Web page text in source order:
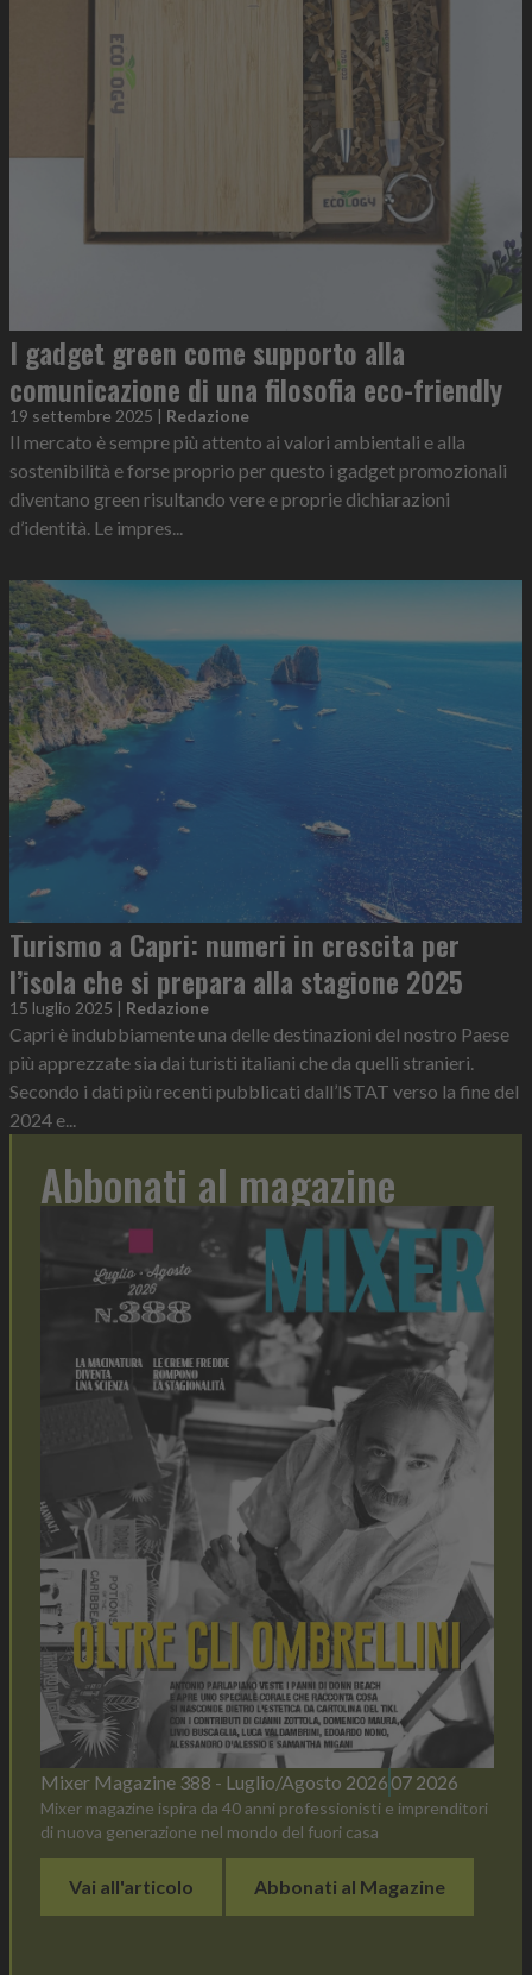
I gadget green come supporto alla
comunicazione di una filosofia eco-friendly
19 settembre 2025 | Redazione
Il mercato è sempre più attento ai valori ambientali e alla
sostenibilità e forse proprio per questo i gadget promozionali
diventano green risultando vere e proprie dichiarazioni
d’identità. Le impres...
Turismo a Capri: numeri in crescita per
l’isola che si prepara alla stagione 2025
15 luglio 2025 | Redazione
Capri è indubbiamente una delle destinazioni del nostro Paese
più apprezzate sia dai turisti italiani che da quelli stranieri.
Secondo i dati più recenti pubblicati dall’ISTAT verso la fine del
2024 e...
Abbonati al magazine
Mixer Magazine 388 - Luglio/Agosto 2026 07 2026
Mixer magazine ispira da 40 anni professionisti e imprenditori
di nuova generazione nel mondo del fuori casa
Vai all'articolo Abbonati al Magazine